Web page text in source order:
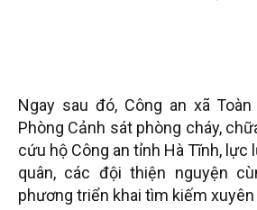
Ngay sau đó, Công an xã
Phòng Cảnh sát phòng cháy,
cứu hộ Công an tỉnh Hà Tĩnh, lực
quân, các đội thiện nguyện
phương triển khai tìm kiếm